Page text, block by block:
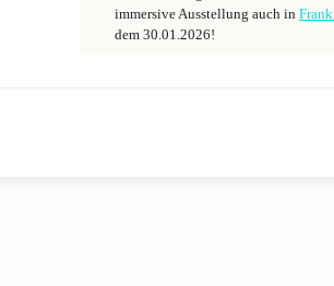
immersive Ausstellung auch in
dem 30.01.2026!